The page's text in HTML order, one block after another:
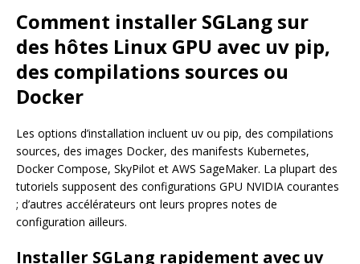
Comment installer SGLang sur
des hôtes Linux GPU avec uv pip,
des compilations sources ou
Docker
Les options d’installation incluent uv ou pip, des compilations
sources, des images Docker, des manifests Kubernetes,
Docker Compose, SkyPilot et AWS SageMaker. La plupart des
tutoriels supposent des configurations GPU NVIDIA courantes
; d’autres accélérateurs ont leurs propres notes de
configuration ailleurs.
Installer SGLang rapidement avec uv